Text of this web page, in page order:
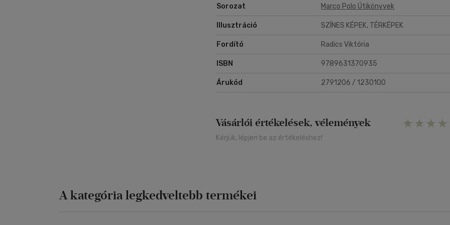
Sorozat Marco Polo Útikönyvek
Illusztráció SZÍNES KÉPEK, TÉRKÉPEK
Fordító Radics Viktória
ISBN 9789631370935
Árukód 2791206 / 1230100
Vásárlói értékelések, vélemények
Kérjük, lépjen be az értékeléshez!
A kategória legkedveltebb termékei